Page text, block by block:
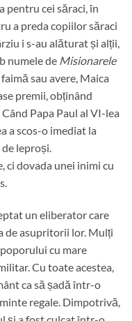
pentru cei săraci, în
a preda copiilor săraci
i s-au alăturat și alții,
numele de Misionarele
sau avere, Maica
premii, obținând
Papa Paul al VI-lea
a scos-o imediat la
leproși.
ci dovada unei inimi cu
un eliberator care
de asupritorii lor. Mulți
cu mare
Cu toate acestea,
ca să șadă într-o
regale. Dimpotrivă,